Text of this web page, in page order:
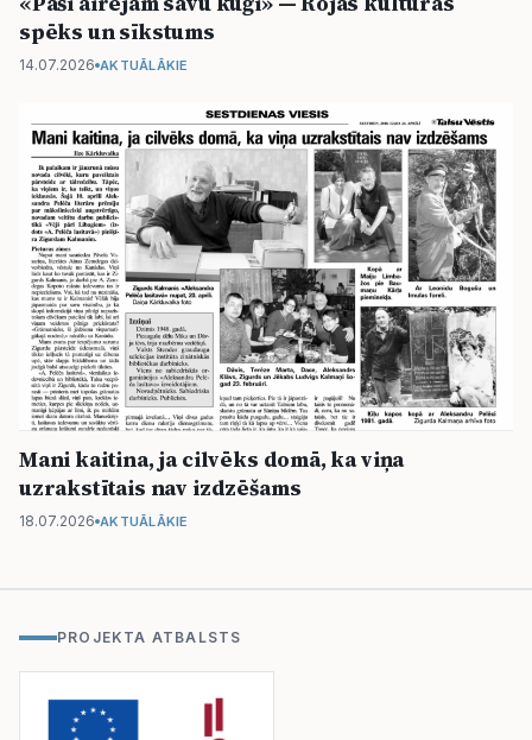
spēks un sīkstums
14.07.2026 AKTUĀLĀKIE
Mani kaitina, ja cilvēks domā, ka viņa
uzrakstītais nav izdzēšams
18.07.2026 AKTUĀLĀKIE
PROJEKTA ATBALSTS